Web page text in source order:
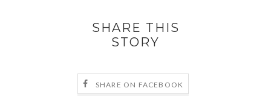
SHARE THIS
STORY
SHARE ON FACEBOOK